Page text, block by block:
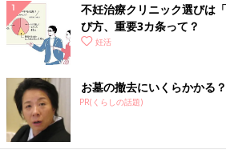
妊活コーチの松本亜樹
にアドバイスしてもら
また、不妊治療は「出口のないトンネル
るように、治療をしても100％授かれるわ
療を開始するにあたって、パートナーと
で」「いくらまで」を話し合い、お互い
ことが大切です。
クリニックには体の相談だけでなく、心
不妊治療クリニック選びは
び方、重要3カ条って？
妊活
お墓の撤去にいくらかかる
PR(くらしの話題)